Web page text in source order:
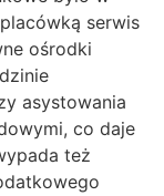
serwis
ośrodki
asystowania
co daje
też